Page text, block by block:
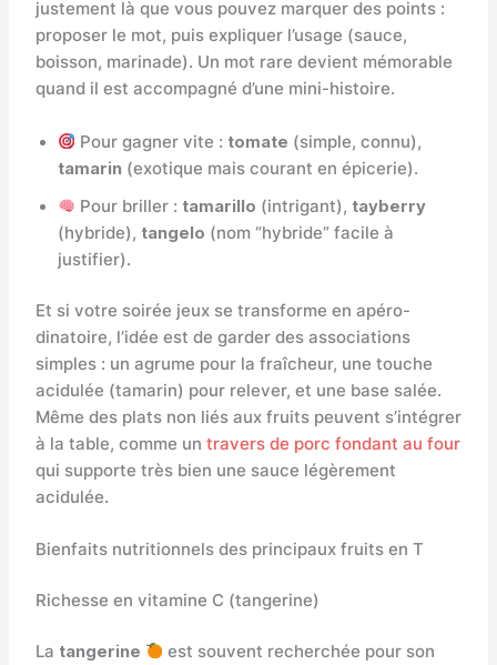
justement là que vous pouvez marquer des points :
proposer le mot, puis expliquer l’usage (sauce,
boisson, marinade). Un mot rare devient mémorable
quand il est accompagné d’une mini-histoire.
Pour gagner vite : tomate (simple, connu),
tamarin (exotique mais courant en épicerie).
Pour briller : tamarillo (intrigant), tayberry
(hybride), tangelo (nom “hybride” facile à
justifier).
Et si votre soirée jeux se transforme en apéro-
dinatoire, l’idée est de garder des associations
simples : un agrume pour la fraîcheur, une touche
acidulée (tamarin) pour relever, et une base salée.
Même des plats non liés aux fruits peuvent s’intégrer
à la table, comme un travers de porc fondant au four
qui supporte très bien une sauce légèrement
acidulée.
Bienfaits nutritionnels des principaux fruits en T
Richesse en vitamine C (tangerine)
La tangerine
est souvent recherchée pour son